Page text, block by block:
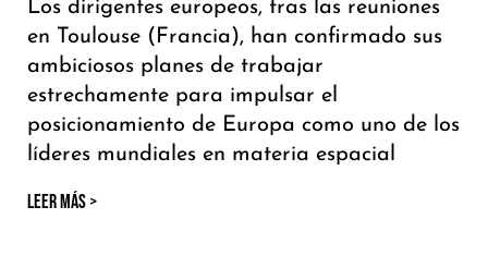
Los dirigentes europeos, tras las reuniones
en Toulouse (Francia), han confirmado sus
ambiciosos planes de trabajar
estrechamente para impulsar el
posicionamiento de Europa como uno de los
líderes mundiales en materia espacial
LEER MÁS >